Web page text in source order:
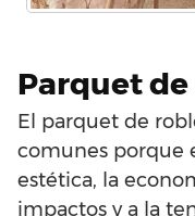
Parquet
El parquet de
comunes porque
estética, la
impactos y a la